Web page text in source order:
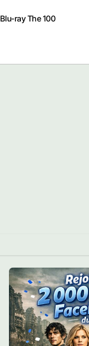
Blu-ray The 100